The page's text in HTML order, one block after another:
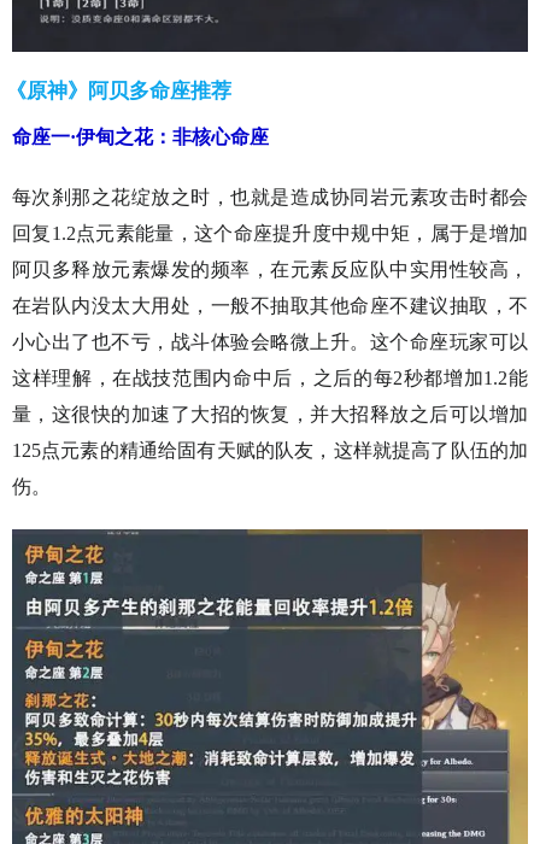
《原神》阿贝多命座推荐
命座一·伊甸之花：非核心命座
每次刹那之花绽放之时，也就是造成协同岩元素攻击时都会
回复1.2点元素能量，这个命座提升度中规中矩，属于是增加
阿贝多释放元素爆发的频率，在元素反应队中实用性较高，
在岩队内没太大用处，一般不抽取其他命座不建议抽取，不
小心出了也不亏，战斗体验会略微上升。这个命座玩家可以
这样理解，在战技范围内命中后，之后的每2秒都增加1.2能
量，这很快的加速了大招的恢复，并大招释放之后可以增加
125点元素的精通给固有天赋的队友，这样就提高了队伍的加
伤。